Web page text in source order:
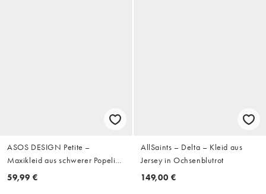
ASOS DESIGN Petite –
Maxikleid aus schwerer Popeline
in Schokobraun mit drapiertem
59,99 €
AllSaints – Delta – Kleid aus
Jersey in Ochsenblutrot
149,00 €